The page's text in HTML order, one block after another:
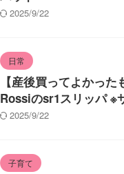
2025/9/22
日常
【産後買ってよかっ
Rossiのsr1スリッパ ※
2025/9/22
子育て